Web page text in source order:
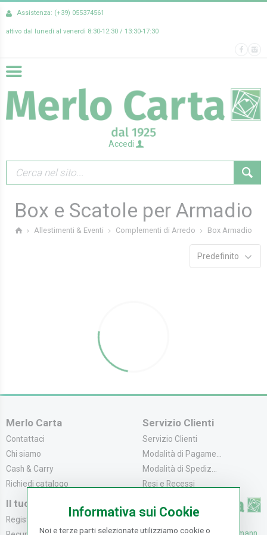
Assistenza: (+39) 055374561
attivo dal lunedì al venerdì 8:30-12:30 / 13:30-17:30
Accedi
Box e Scatole per Armadio
Allestimenti & Eventi Complementi di Arredo Box Armadio
Predefinito
Merlo Carta
Contattaci
Chi siamo
Cash & Carry
Richiedi catalogo
Servizio Clienti
Servizio Clienti
Modalità di Pagame...
Modalità di Spediz...
Resi e Recessi
Il tuo Account
Registrati
Informativa sui Cookie
Noi e terze parti selezionate utilizziamo cookie o